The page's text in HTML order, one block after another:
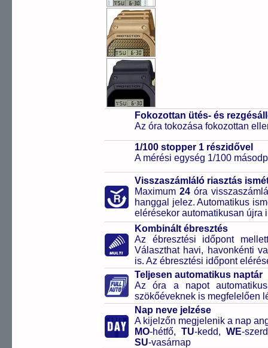
Fokozottan ütés- és
Az óra tokozása fokozottan
1/100 stopper 1 részidővel
A mérési egység 1/100
Visszaszámláló riasztás
Maximum24 óra
hanggal jelez. Automatikus
elérésekor automatikusan újra
Kombinált ébresztés
Az ébresztési időpont
Választhat havi, havonkénti
is. Az ébresztési időpont
Teljesen automatikus naptár
Az óra a napot
szökőéveknek is megfelelően
Nap neve jelzése
A kijelzőn megjelenik a nap
MO-hétfő,TU-kedd,WE-
SU-vasárnap